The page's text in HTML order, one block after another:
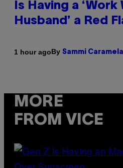
Is Having a ‘Work
Husband’ a Red
1 hour agoBy Sammi Caramela
MORE
FROM VICE